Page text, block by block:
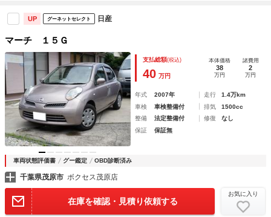
UP グーネットセレクト 日産
マーチ １５Ｇ
支払総額(税込)
40 万円
本体価格
38
万円
諸費用
2
万円
年式 2007年 走行
1.4万km
車検
車検整備付 排気
1500cc
整備
法定整備付 修復
なし
保証
保証無
車両状態評価書 グー鑑定 OBD診断済み
千葉県茂原市 ボクセス茂原店
在庫を確認・見積り依頼する
お気に入り